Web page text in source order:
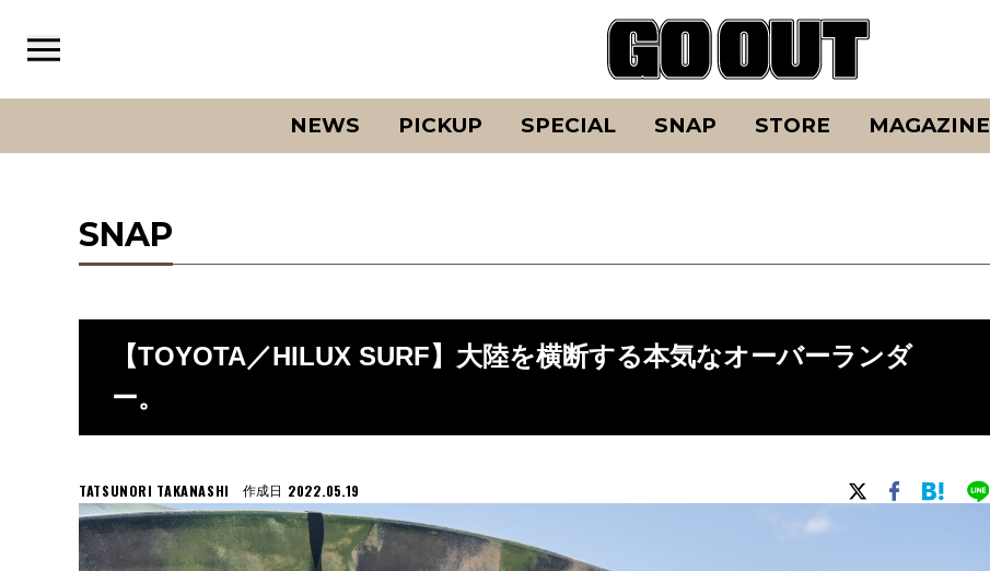
NEWS PICKUP SPECIAL SNAP STORE MAGAZINE
SNAP
【TOYOTA／HILUX SURF】大陸を横断する本気なオーバーランダ
ー。
TATSUNORI TAKANASHI 作成日 2022.05.19